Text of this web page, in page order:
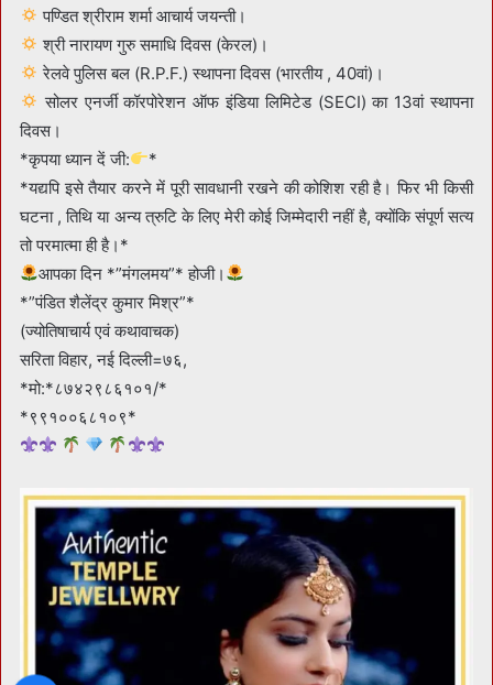
पण्डित श्रीराम शर्मा आचार्य जयन्ती।
श्री नारायण गुरु समाधि दिवस (केरल)।
रेलवे पुलिस बल (R.P.F.) स्थापना दिवस (भारतीय , 40वां)।
सोलर एनर्जी कॉरपोरेशन ऑफ इंडिया लिमिटेड (SECI) का 13वां स्थापना
दिवस।
*कृपया ध्यान दें जी:
*
*यद्यपि इसे तैयार करने में पूरी सावधानी रखने की कोशिश रही है। फिर भी किसी
घटना , तिथि या अन्य त्रुटि के लिए मेरी कोई जिम्मेदारी नहीं है, क्योंकि संपूर्ण सत्य
तो परमात्मा ही है।*
आपका दिन *”मंगलमय”* होजी।
*”पंडित शैलेंद्र कुमार मिश्र”*
(ज्योतिषाचार्य एवं कथावाचक)
सरिता विहार, नई दिल्ली=७६,
*मो:*८७४२९८६१०१/*
*९९१००६८१०९*